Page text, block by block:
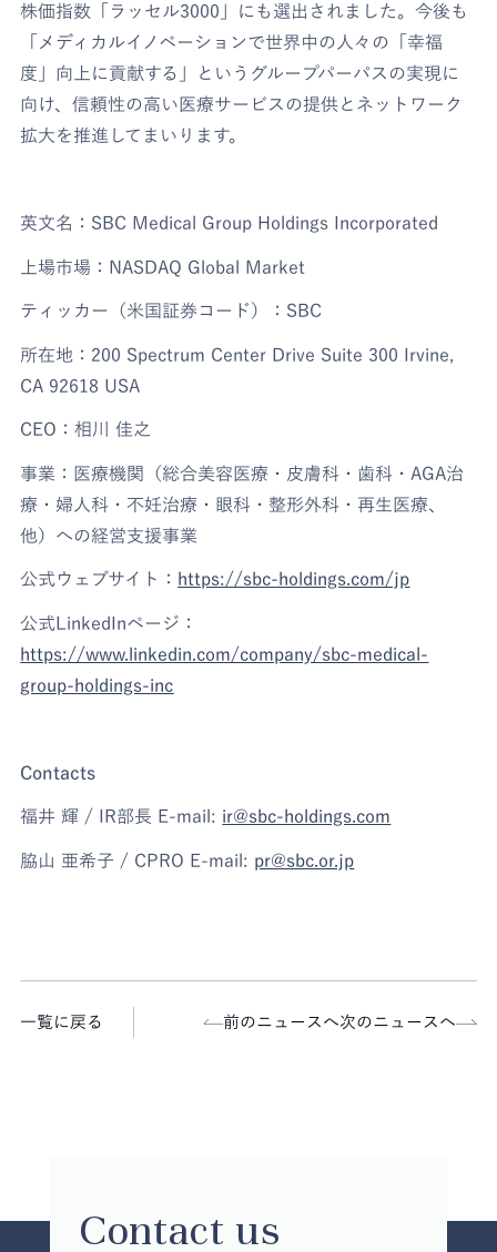
株価指数「ラッセル3000」にも選出されました。今後も
「メディカルイノベーションで世界中の人々の「幸福
度」向上に貢献する」というグループパーパスの実現に
向け、信頼性の高い医療サービスの提供とネットワーク
拡大を推進してまいります。
英文名：SBC Medical Group Holdings Incorporated
上場市場：NASDAQ Global Market
ティッカー（米国証券コード）：SBC
所在地：200 Spectrum Center Drive Suite 300 Irvine,
CA 92618 USA
CEO：相川 佳之
事業：医療機関（総合美容医療・皮膚科・歯科・AGA治
療・婦人科・不妊治療・眼科・整形外科・再生医療、
他）への経営支援事業
公式ウェブサイト： https://sbc-holdings.com/jp
公式LinkedInページ：
https://www.linkedin.com/company/sbc-medical-
group-holdings-inc
Contacts
福井 輝 / IR部長 E-mail: ir@sbc-holdings.com
脇山 亜希子 / CPRO E-mail: pr@sbc.or.jp
一覧に戻る 前のニュースへ次のニュースへ
Contact us